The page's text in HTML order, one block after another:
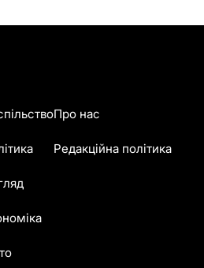
Про нас
Редакційна політика